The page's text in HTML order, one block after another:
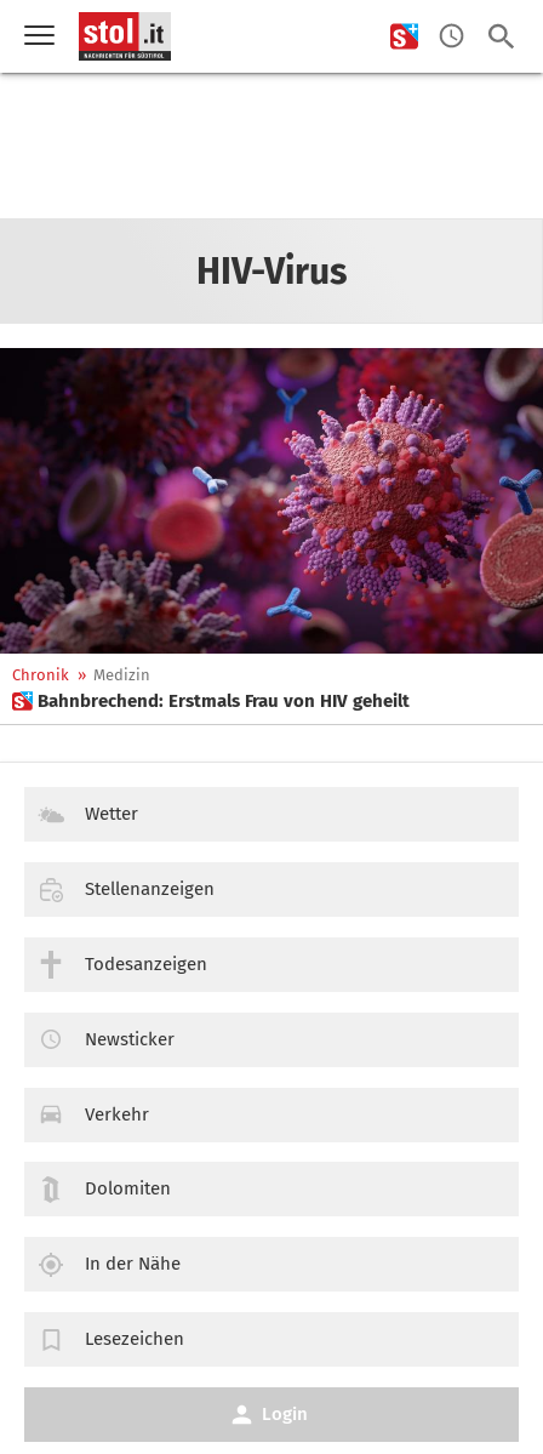
HIV-Virus
Chronik » Medizin
 Bahnbrechend: Erstmals Frau von HIV geheilt
Wetter
Stellenanzeigen
Todesanzeigen
Newsticker
Verkehr
Dolomiten
In der Nähe
Lesezeichen
Login